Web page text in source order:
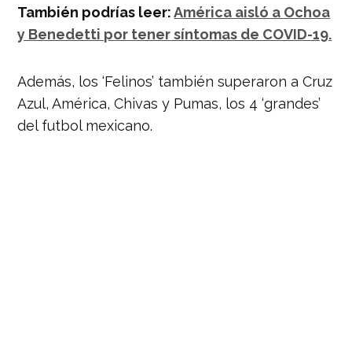
También podrías leer:América aisló a Ochoa
y Benedetti por tener síntomas de COVID-19.
Además, los ‘Felinos’ también superaron a Cruz
Azul, América, Chivas y Pumas, los 4 ‘grandes’
del futbol mexicano.